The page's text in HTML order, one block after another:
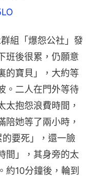
組「爆怨公社」發
班後很累，仍願意
的寶貝」，大約等
。二人在門外等待
太抱怨浪費時間，
陪她等了兩小時，
要死」，還一臉
間」，其身旁的太
約10分鐘後，輪到